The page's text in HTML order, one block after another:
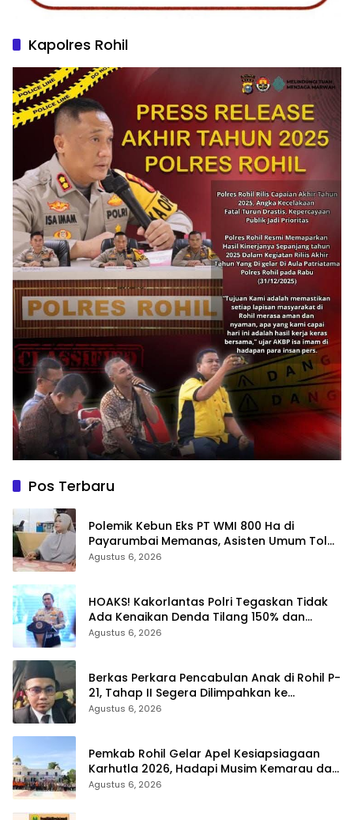
Kapolres Rohil
Pos Terbaru
Polemik Kebun Eks PT WMI 800 Ha di
Payarumbai Memanas, Asisten Umum Tolak
Dikelola Agrinas dan Tantang Presiden
Agustus 6, 2026
HOAKS! Kakorlantas Polri Tegaskan Tidak
Ada Kenaikan Denda Tilang 150% dan
Tilang Manual Menyeluruh
Agustus 6, 2026
Berkas Perkara Pencabulan Anak di Rohil P-
21, Tahap II Segera Dilimpahkan ke
Kejaksaan
Agustus 6, 2026
Pemkab Rohil Gelar Apel Kesiapsiagaan
Karhutla 2026, Hadapi Musim Kemarau dan
El Nino
Agustus 6, 2026